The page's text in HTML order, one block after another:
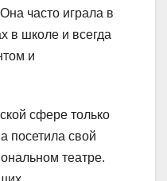
часто играла в
в школе и всегда
и
сфере только
посетила свой
театре.